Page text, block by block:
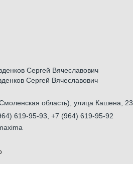
Сергей Вячеславович
Сергей Вячеславович
область), улица Кашена, 23
619-95-93, +7 (964) 619-95-92